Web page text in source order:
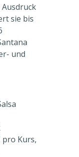
sie bis
und
pro Kurs,